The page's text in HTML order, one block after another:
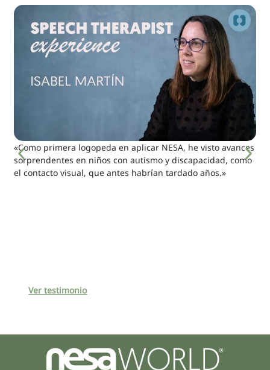
«Como primera logopeda en aplicar NESA, he visto avances
sorprendentes en niños con autismo y discapacidad, como
el contacto visual, que antes habrían tardado años.»
Ver testimonio